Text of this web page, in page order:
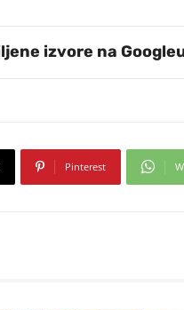
izvore na
Pinterest